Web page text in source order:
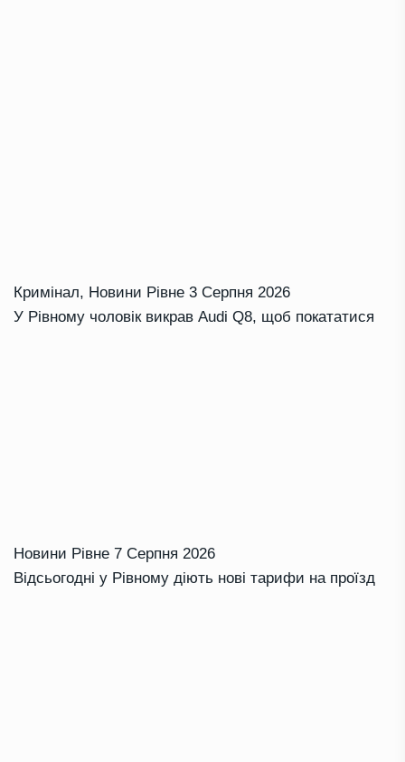
Кримінал, Новини Рівне 3 Серпня 2026
У Рівному чоловік викрав Audi Q8, щоб покататися
Новини Рівне 7 Серпня 2026
Відсьогодні у Рівному діють нові тарифи на проїзд